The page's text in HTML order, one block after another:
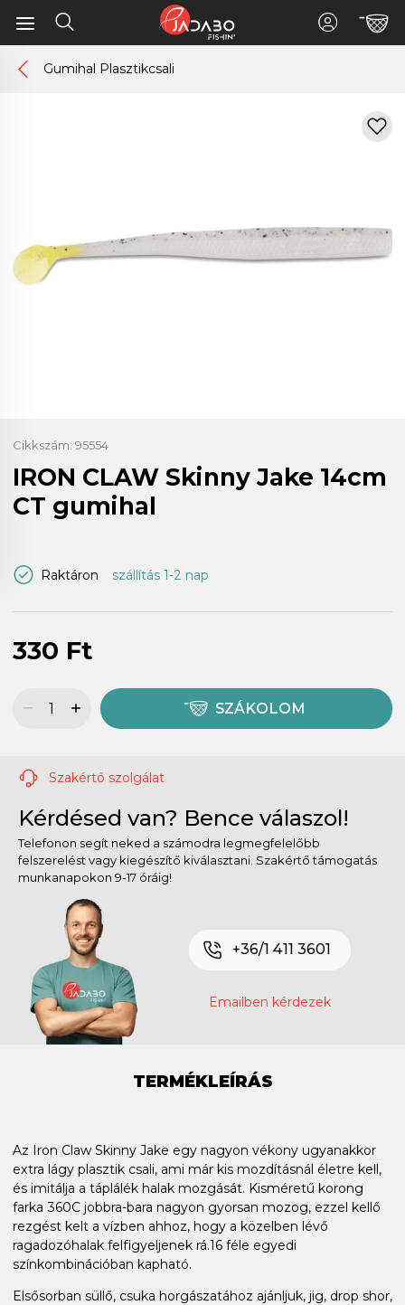
Gumihal Plasztikcsali
Cikkszám: 95554
IRON CLAW Skinny Jake 14cm
CT gumihal
Raktáron szállítás 1-2 nap
330 Ft
SZÁKOLOM
Szakértő szolgálat
Kérdésed van? Bence válaszol!
Telefonon segít neked a számodra legmegfelelőbb
felszerelést vagy kiegészítő kiválasztani. Szakértő támogatás
munkanapokon 9-17 óráig!
+36/1 411 3601
Emailben kérdezek
TERMÉKLEÍRÁS
Az Iron Claw Skinny Jake egy nagyon vékony ugyanakkor
extra lágy plasztik csali, ami már kis mozdításnál életre kell,
és imitálja a táplálék halak mozgását. Kisméretű korong
farka 360C jobbra-bara nagyon gyorsan mozog, ezzel kellő
rezgést kelt a vízben ahhoz, hogy a közelben lévő
ragadozóhalak felfigyeljenek rá.16 féle egyedi
színkombinációban kapható.
Elsősorban süllő, csuka horgászatához ajánljuk, jig, drop shor,